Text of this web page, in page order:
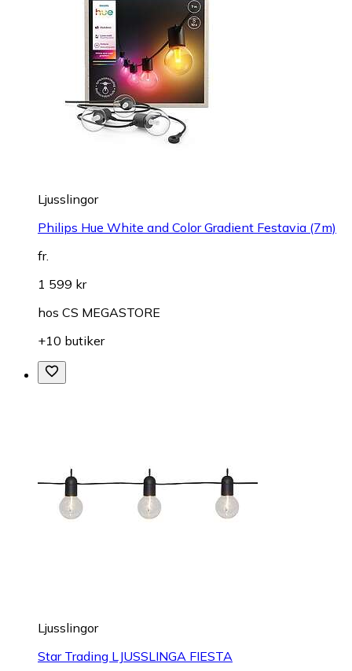
Ljusslingor
Philips Hue White and Color Gradient Festavia (7m)
fr.
1 599 kr
hos CS MEGASTORE
+10 butiker
Ljusslingor
Star Trading LJUSSLINGA FIESTA